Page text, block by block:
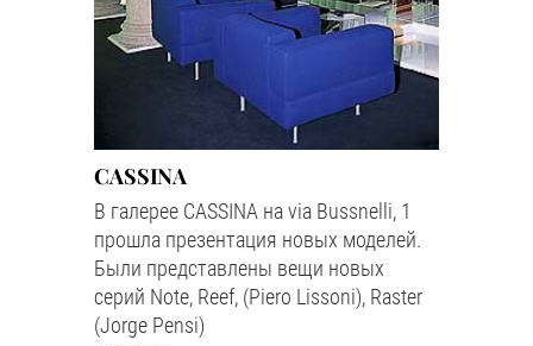
CASSINA
В галерее CASSINA на via Bussnelli, 1
прошла презентация новых моделей.
Были представлены вещи новых
серий Note, Reef, (Piero Lissoni), Raster
(Jorge Pensi)